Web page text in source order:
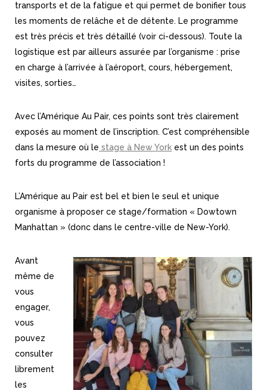
transports et de la fatigue et qui permet de bonifier tous
les moments de relâche et de détente. Le programme
est très précis et très détaillé (voir ci-dessous). Toute la
logistique est par ailleurs assurée par l’organisme : prise
en charge à l’arrivée à l’aéroport, cours, hébergement,
visites, sorties…
Avec l’Amérique Au Pair, ces points sont très clairement
exposés au moment de l’inscription. C’est compréhensible
dans la mesure où le stage à New York est un des points
forts du programme de l’association !
L’Amérique au Pair est bel et bien le seul et unique
organisme à proposer ce stage/formation « Dowtown
Manhattan » (donc dans le centre-ville de New-York).
Avant
même de
vous
engager,
vous
pouvez
consulter
librement
les